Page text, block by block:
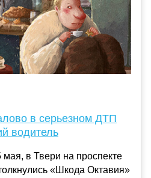
в серьезном ДТП
водитель
мая, в Твери на проспекте
«Шкода Октавия»